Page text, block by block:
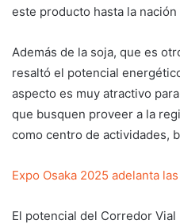
este producto hasta la nación
Además de la soja, que es
resaltó el potencial
aspecto es muy atractivo
que busquen proveer a la
como centro de actividades,
Expo Osaka 2025 adelanta
El potencial del Corredor Vial